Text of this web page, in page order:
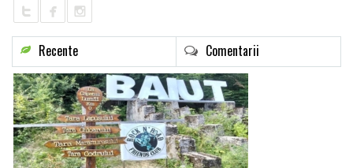
Recente Comentarii